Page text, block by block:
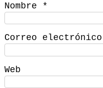
Nombre *
Correo electrónico
Web